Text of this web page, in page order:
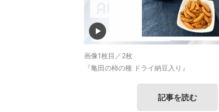
画像1枚目／2枚
『亀田の柿の種 ドライ納豆入り』
記事を読む